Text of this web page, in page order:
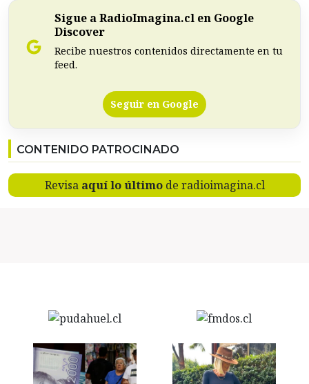
Sigue a RadioImagina.cl en Google
Discover
Recibe nuestros contenidos directamente en tu
feed.
Seguir en Google
CONTENIDO PATROCINADO
Revisa aquí lo últimode radioimagina.cl